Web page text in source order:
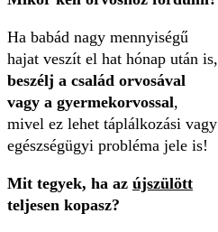
Ha babád nagy mennyiségű
hajat veszít el hat hónap után is,
beszélj a család orvosával
vagy a gyermekorvossal,
mivel ez lehet táplálkozási vagy
egészségügyi probléma jele is!
Mit tegyek, ha az újszülött
teljesen kopasz?